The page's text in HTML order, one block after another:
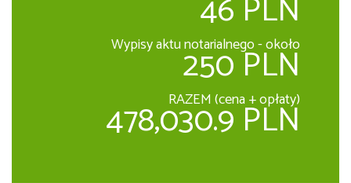
46 PLN
Wypisy aktu notarialnego - około
250 PLN
RAZEM (cena + opłaty)
478,030.9 PLN